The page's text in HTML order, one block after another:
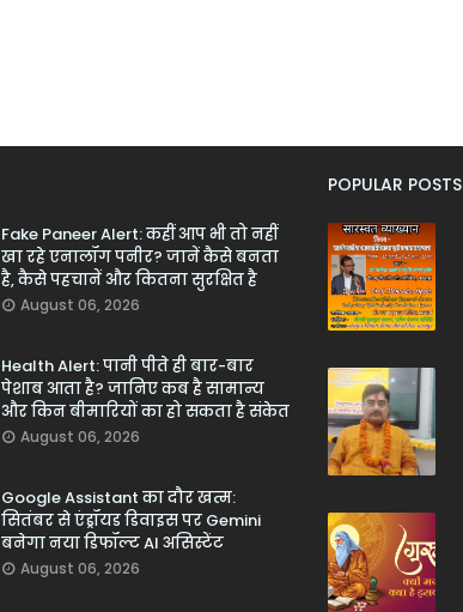
Fake Paneer Alert: कहीं आप भी तो नहीं
खा रहे एनालॉग पनीर? जानें कैसे बनता
है, कैसे पहचानें और कितना सुरक्षित है
August 06, 2026
Health Alert: पानी पीते ही बार-बार
पेशाब आता है? जानिए कब है सामान्य
और किन बीमारियों का हो सकता है संकेत
August 06, 2026
Google Assistant का दौर खत्म:
सितंबर से एंड्रॉयड डिवाइस पर Gemini
बनेगा नया डिफॉल्ट AI असिस्टेंट
August 06, 2026
POPULAR POSTS